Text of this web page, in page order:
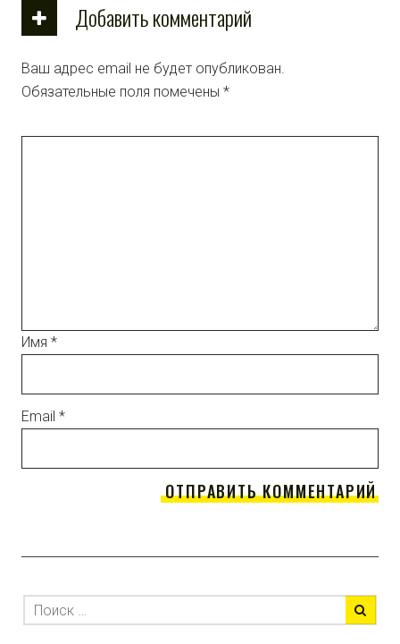
Добавить комментарий
Ваш адрес email не будет опубликован.
Обязательные поля помечены *
Имя *
Email *